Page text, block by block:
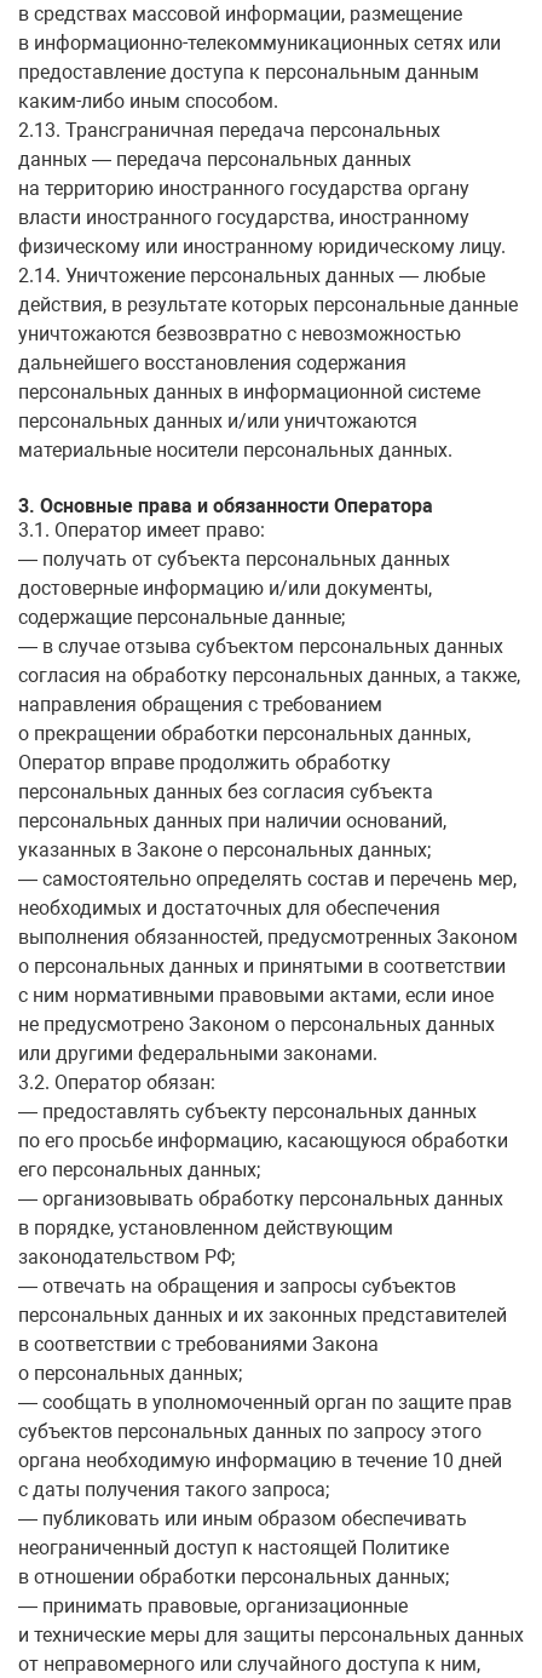
в средствах массовой информации, размещение
в информационно-телекоммуникационных сетях или
предоставление доступа к персональным данным
каким-либо иным способом.
2.13. Трансграничная передача персональных
данных — передача персональных данных
на территорию иностранного государства органу
власти иностранного государства, иностранному
физическому или иностранному юридическому лицу.
2.14. Уничтожение персональных данных — любые
действия, в результате которых персональные данные
уничтожаются безвозвратно с невозможностью
дальнейшего восстановления содержания
персональных данных в информационной системе
персональных данных и/или уничтожаются
материальные носители персональных данных.
3. Основные права и обязанности Оператора
3.1. Оператор имеет право:
— получать от субъекта персональных данных
достоверные информацию и/или документы,
содержащие персональные данные;
— в случае отзыва субъектом персональных данных
согласия на обработку персональных данных, а также,
направления обращения с требованием
о прекращении обработки персональных данных,
Оператор вправе продолжить обработку
персональных данных без согласия субъекта
персональных данных при наличии оснований,
указанных в Законе о персональных данных;
— самостоятельно определять состав и перечень мер,
необходимых и достаточных для обеспечения
выполнения обязанностей, предусмотренных Законом
о персональных данных и принятыми в соответствии
с ним нормативными правовыми актами, если иное
не предусмотрено Законом о персональных данных
или другими федеральными законами.
3.2. Оператор обязан:
— предоставлять субъекту персональных данных
по его просьбе информацию, касающуюся обработки
его персональных данных;
— организовывать обработку персональных данных
в порядке, установленном действующим
законодательством РФ;
— отвечать на обращения и запросы субъектов
персональных данных и их законных представителей
в соответствии с требованиями Закона
о персональных данных;
— сообщать в уполномоченный орган по защите прав
субъектов персональных данных по запросу этого
органа необходимую информацию в течение 10 дней
с даты получения такого запроса;
— публиковать или иным образом обеспечивать
неограниченный доступ к настоящей Политике
в отношении обработки персональных данных;
— принимать правовые, организационные
и технические меры для защиты персональных данных
от неправомерного или случайного доступа к ним,